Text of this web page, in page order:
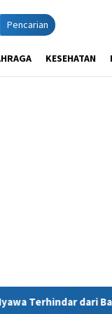
Pencarian
KESEHATAN
MIND ID